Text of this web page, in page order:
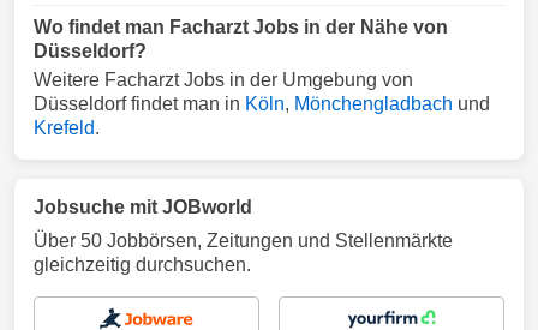
Wo findet man Facharzt Jobs in der Nähe von
Düsseldorf?
Weitere Facharzt Jobs in der Umgebung von
Düsseldorf findet man in Köln, Mönchengladbach und
Krefeld.
Jobsuche mit JOBworld
Über 50 Jobbörsen, Zeitungen und Stellenmärkte
gleichzeitig durchsuchen.